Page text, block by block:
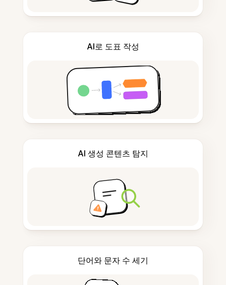
AI로 도표 작성
AI 생성 콘텐츠 탐지
단어와 문자 수 세기